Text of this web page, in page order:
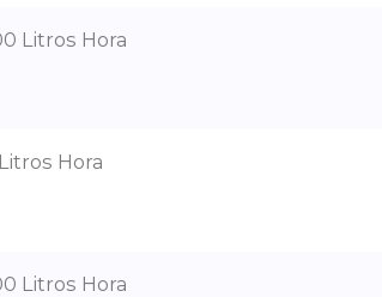
Litros Hora
Hora
Litros Hora